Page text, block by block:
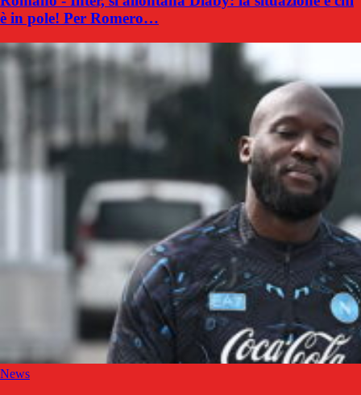
è in pole! Per Romero…
News